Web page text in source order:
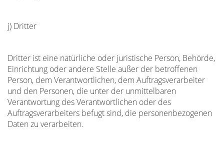
j) Dritter
Dritter ist eine natürliche oder juristische Person, Behörde,
Einrichtung oder andere Stelle außer der betroffenen
Person, dem Verantwortlichen, dem Auftragsverarbeiter
und den Personen, die unter der unmittelbaren
Verantwortung des Verantwortlichen oder des
Auftragsverarbeiters befugt sind, die personenbezogenen
Daten zu verarbeiten.